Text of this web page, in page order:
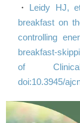
・ Leidy HJ,
breakfast on
controlling
breakfast-
of Clinical
doi:10.3945/